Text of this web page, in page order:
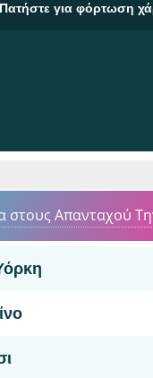
για φόρτωση
στους Απανταχού